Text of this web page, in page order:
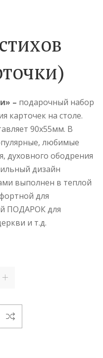
– подарочный набор
карточек на столе.
90х55мм. В
любимые
духовного ободрения
дизайн
выполнен в теплой
для
ПОДАРОК для
и т.д.